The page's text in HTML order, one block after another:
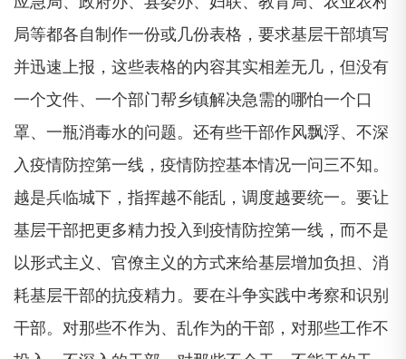
局等都各自制作一份或几份表格，要求基层干部填写
并迅速上报，这些表格的内容其实相差无几，但没有
一个文件、一个部门帮乡镇解决急需的哪怕一个口
罩、一瓶消毒水的问题。还有些干部作风飘浮、不深
入疫情防控第一线，疫情防控基本情况一问三不知。
越是兵临城下，指挥越不能乱，调度越要统一。要让
基层干部把更多精力投入到疫情防控第一线，而不是
以形式主义、官僚主义的方式来给基层增加负担、消
耗基层干部的抗疫精力。要在斗争实践中考察和识别
干部。对那些不作为、乱作为的干部，对那些工作不